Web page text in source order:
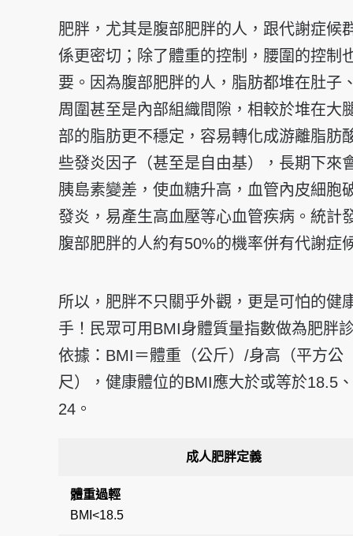
肥胖，尤其是腹部肥胖的人，跟代謝症候
係更密切；除了體重的控制，腰圍的控制
要。因為腹部肥胖的人，脂肪都堆在肚子
周圍甚至是內部組織間隙，相較於堆在大
部的脂肪更不穩定，容易轉化成游離脂肪
些發炎因子（甚至是自由基），長期下來
胰島素變差，使血糖升高，血管內皮細胞
發炎，易產生高血壓等心血管疾病。統計
腹部肥胖的人約有50%的機率併有代謝症
所以，肥胖不只關乎外觀，更是可怕的健
手！民眾可用BMI身體質量指數做為肥胖
依據：BMI＝體重（公斤）/身高（平方公
尺），健康體位的BMI應大於或等於18.5
24。
成人肥胖定義
體重過輕
BMI<18.5